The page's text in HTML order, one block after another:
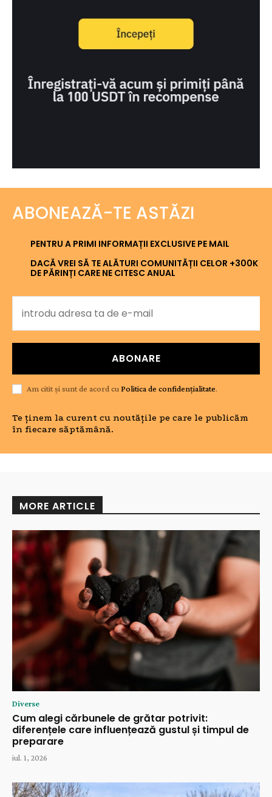
ABONEAZĂ-TE ASTĂZI
PENTRU A PRIMI INFORMAȚII EXCLUSIVE PE MAIL
DACĂ VREI SĂ TE ALĂTURI COMUNITĂȚII CELOR +300K
DE PĂRINȚI CARE NE CITESC ANUAL
ABONARE
Am citit și sunt de acord cu Politica de confidențialitate.
Te ținem la curent cu noutățile pe care le publicăm
în fiecare săptămână.
MORE ARTICLE
Diverse
Cum alegi cărbunele de grătar potrivit:
diferențele care influențează gustul și timpul de
preparare
iul. 1, 2026